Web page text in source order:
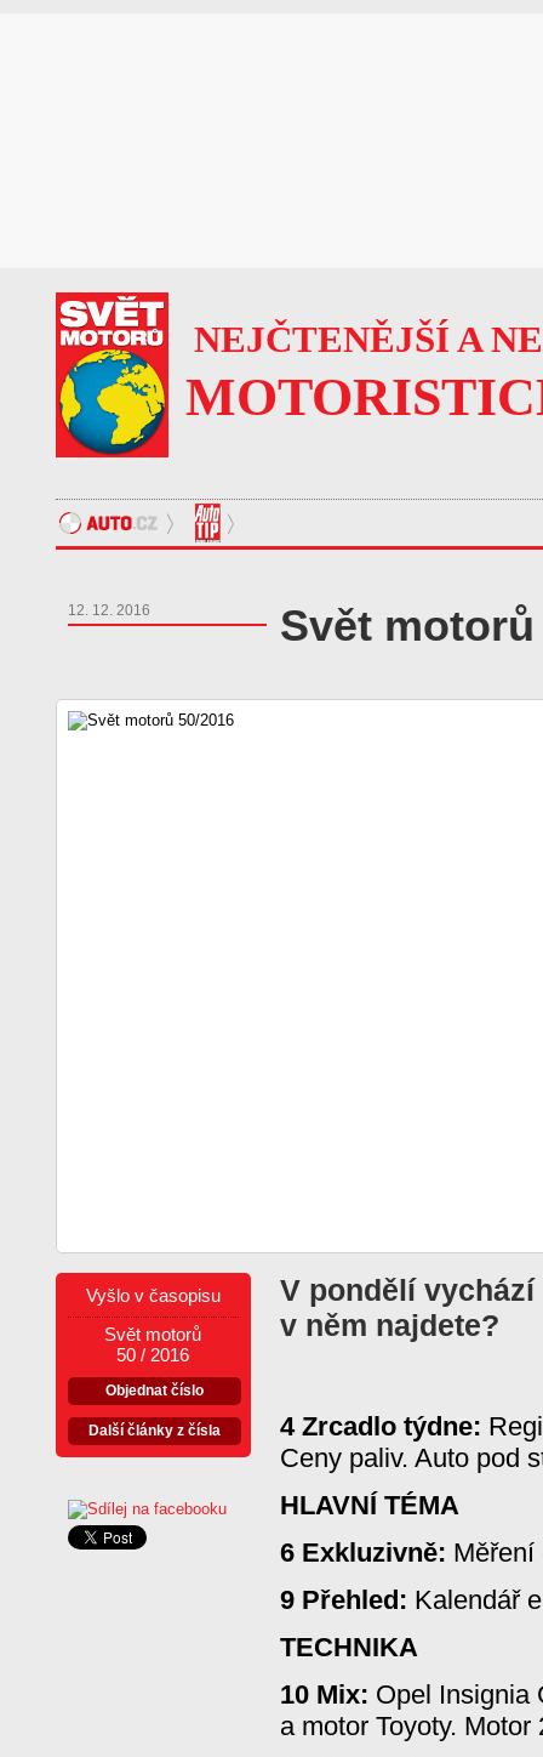
NEJČTENĚJŠÍ A
12. 12. 2016 Svět motorů
V pondělí
v něm najdete?
4 Zrcadlo týdne:
Ceny paliv. Auto pod
HLAVNÍ TÉMA
6 Exkluzivně: Měření
9 Přehled: Kalendář
TECHNIKA
10 Mix: Opel Insignia
a motor Toyoty.
Vyšlo v časopisu
Svět motorů
50 / 2016
Objednat číslo
Další články z čísla